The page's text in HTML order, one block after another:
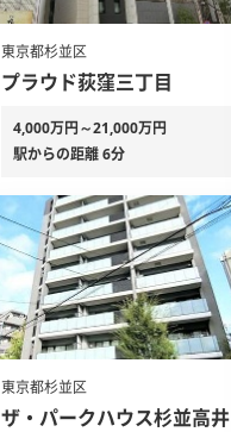
東京都杉並区
プラウド荻窪三丁目
4,000万円～21,000万円
駅からの距離 6分
東京都杉並区
ザ・パークハウス杉並高井